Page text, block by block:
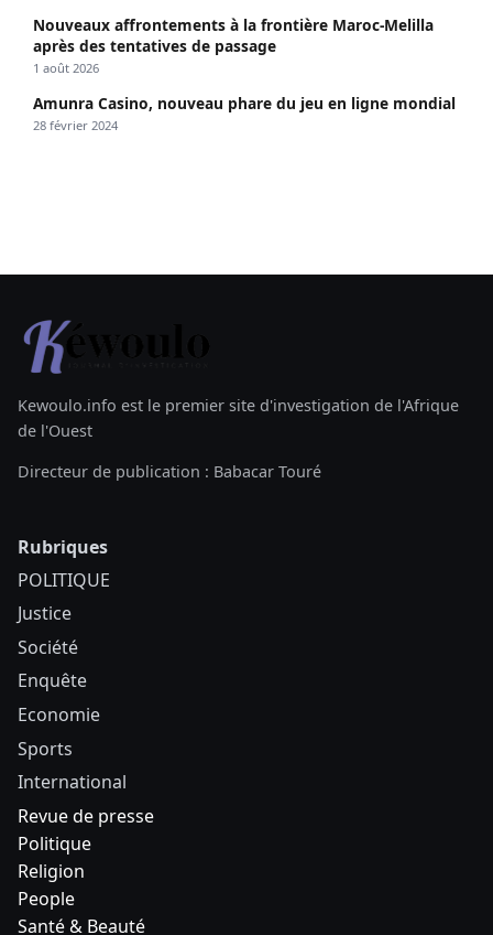
Nouveaux affrontements à la frontière Maroc-Melilla
après des tentatives de passage
1 août 2026
Amunra Casino, nouveau phare du jeu en ligne mondial
28 février 2024
Kewoulo.info est le premier site d'investigation de l'Afrique
de l'Ouest
Directeur de publication : Babacar Touré
Rubriques
POLITIQUE
Justice
Société
Enquête
Economie
Sports
International
Revue de presse
Politique
Religion
People
Santé & Beauté